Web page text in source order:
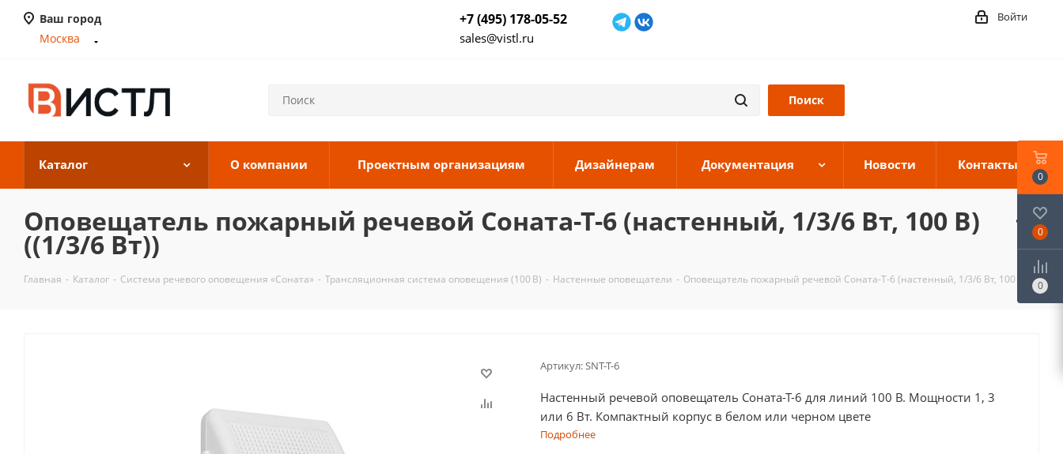
Ваш город
Москва
+7 (495) 178-05-52
sales@vistl.ru
Войти
Каталог О компании Проектным организациям Дизайнерам Документация Новости Контакты
Оповещатель пожарный речевой Соната-Т-6 (настенный, 1/3/6 Вт, 100 В)
((1/3/6 Вт))
Главная - Каталог - Система речевого оповещения «Соната» - Трансляционная система оповещения (100 В) - Настенные оповещатели - Оповещатель пожарный речевой Соната-Т-6 (настенный, 1/3/6 Вт, 100 В)
Артикул:SNT-T-6
Настенный речевой оповещатель Соната-Т-6 для линий 100 В. Мощности 1, 3
или 6 Вт. Компактный корпус в белом или черном цвете
Подробнее
0
0
0